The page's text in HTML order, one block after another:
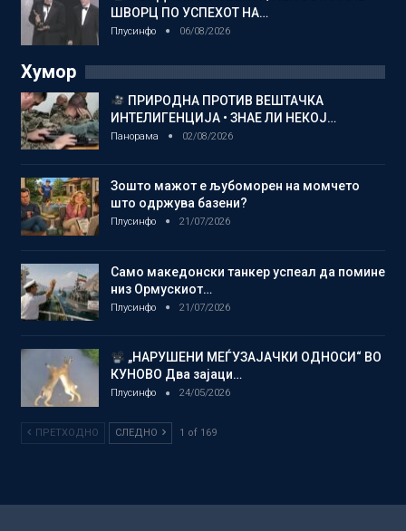
ШВОРЦ ПО УСПЕХОТ НА…
Плусинфо 06/08/2026
Хумор
ПРИРОДНА ПРОТИВ ВЕШТАЧКА
ИНТЕЛИГЕНЦИЈА • ЗНАЕ ЛИ НЕКОЈ…
Панорама 02/08/2026
Зошто мажот е љубоморен на момчето
што одржува базени?
Плусинфо 21/07/2026
Само македонски танкер успеал да помине
низ Ормускиот…
Плусинфо 21/07/2026
„НАРУШЕНИ МЕЃУЗАЈАЧКИ ОДНОСИ“ ВО
КУНОВО Два зајаци…
Плусинфо 24/05/2026
ПРЕТХОДНО СЛЕДНО 1 of 169